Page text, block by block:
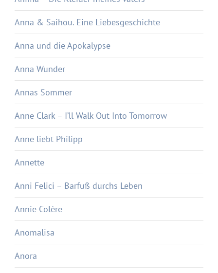
Anna & Saihou. Eine Liebesgeschichte
Anna und die Apokalypse
Anna Wunder
Annas Sommer
Anne Clark – I’ll Walk Out Into Tomorrow
Anne liebt Philipp
Annette
Anni Felici – Barfuß durchs Leben
Annie Colère
Anomalisa
Anora